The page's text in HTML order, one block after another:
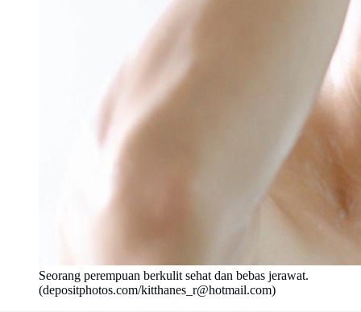
Seorang perempuan berkulit sehat dan bebas jerawat.
(depositphotos.com/kitthanes_r@hotmail.com)